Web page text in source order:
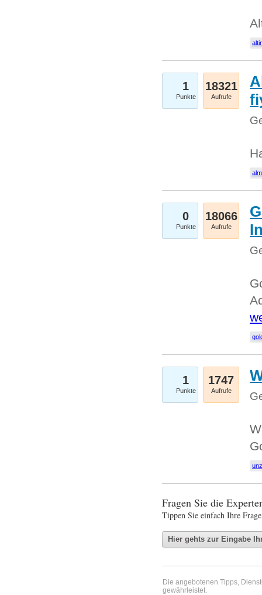
1
Punkte
18321
Aufrufe
0
Punkte
18066
Aufrufe
1
Punkte
1747
Aufrufe
Fragen Sie die
Tippen Sie einfach Ihre
Die angebotenen Tipps,
gewährleistet.